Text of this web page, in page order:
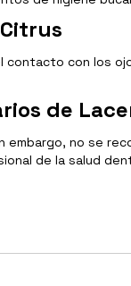
contacto con los
de
embargo, no se
de la salud